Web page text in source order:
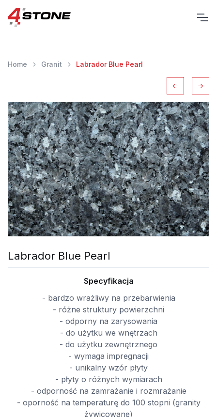
Home Granit Labrador Blue Pearl
Labrador Blue Pearl
Specyfikacja
- bardzo wrażliwy na przebarwienia
- różne struktury powierzchni
- odporny na zarysowania
- do użytku we wnętrzach
- do użytku zewnętrznego
- wymaga impregnacji
- unikalny wzór płyty
- płyty o różnych wymiarach
- odporność na zamrażanie i rozmrażanie
- oporność na temperaturę do 100 stopni (granity
żywicowane)